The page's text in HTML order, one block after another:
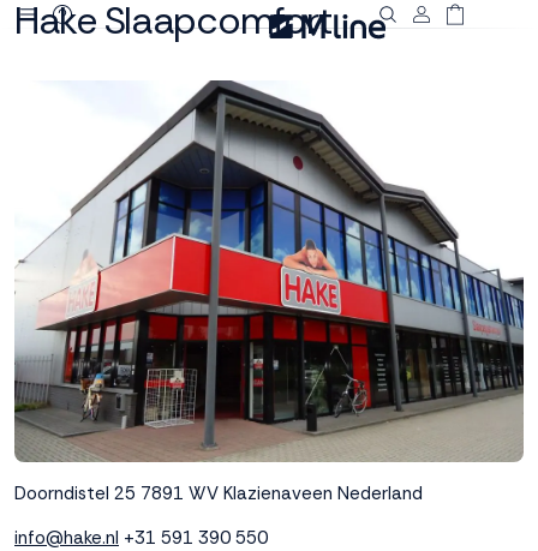
cookies
M line plaatst
functionele,
analytische en
marketing cookies.
Dankzij functionele
cookies werkt de
website goed, terwijl
de analytische
cookies ons helpen
om de website te
verbeteren. Via de
marketing cookies
kunnen we jouw
Hake Slaapcomfort
Doorndistel 25 7891 WV Klazienaveen Nederland
info@hake.nl +31 591 390 550